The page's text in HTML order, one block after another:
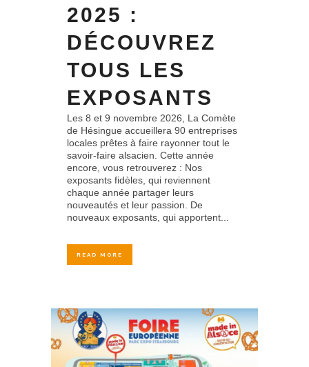
2025 :
DÉCOUVREZ
TOUS LES
EXPOSANTS
Les 8 et 9 novembre 2026, La Comète
de Hésingue accueillera 90 entreprises
locales prêtes à faire rayonner tout le
savoir-faire alsacien. Cette année
encore, vous retrouverez : Nos
exposants fidèles, qui reviennent
chaque année partager leurs
nouveautés et leur passion. De
nouveaux exposants, qui apportent...
READ MORE